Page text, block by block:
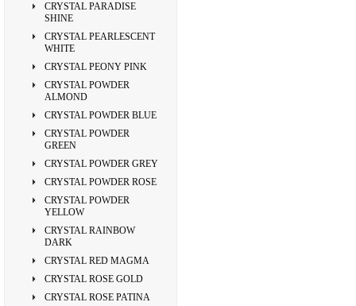
CRYSTAL PARADISE
SHINE
CRYSTAL PEARLESCENT
WHITE
CRYSTAL PEONY PINK
CRYSTAL POWDER
ALMOND
CRYSTAL POWDER BLUE
CRYSTAL POWDER
GREEN
CRYSTAL POWDER GREY
CRYSTAL POWDER ROSE
CRYSTAL POWDER
YELLOW
CRYSTAL RAINBOW
DARK
CRYSTAL RED MAGMA
CRYSTAL ROSE GOLD
CRYSTAL ROSE PATINA